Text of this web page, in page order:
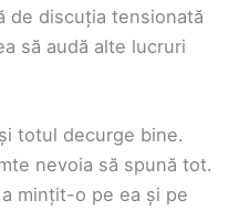
de discuția tensionată
să audă alte lucruri
totul decurge bine.
nevoia să spună tot.
mințit-o pe ea și pe